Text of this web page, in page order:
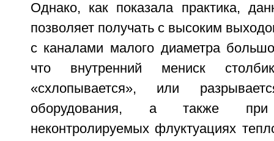
Однако, как показала практика,
позволяет получать с высоким
с каналами малого диаметра
что внутренний мениск
«схлопывается», или
оборудования, а также
неконтролируемых флуктуациях